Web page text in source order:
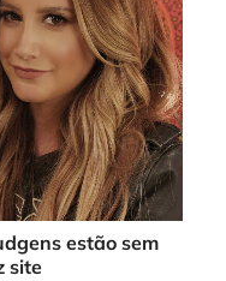
estão sem
site